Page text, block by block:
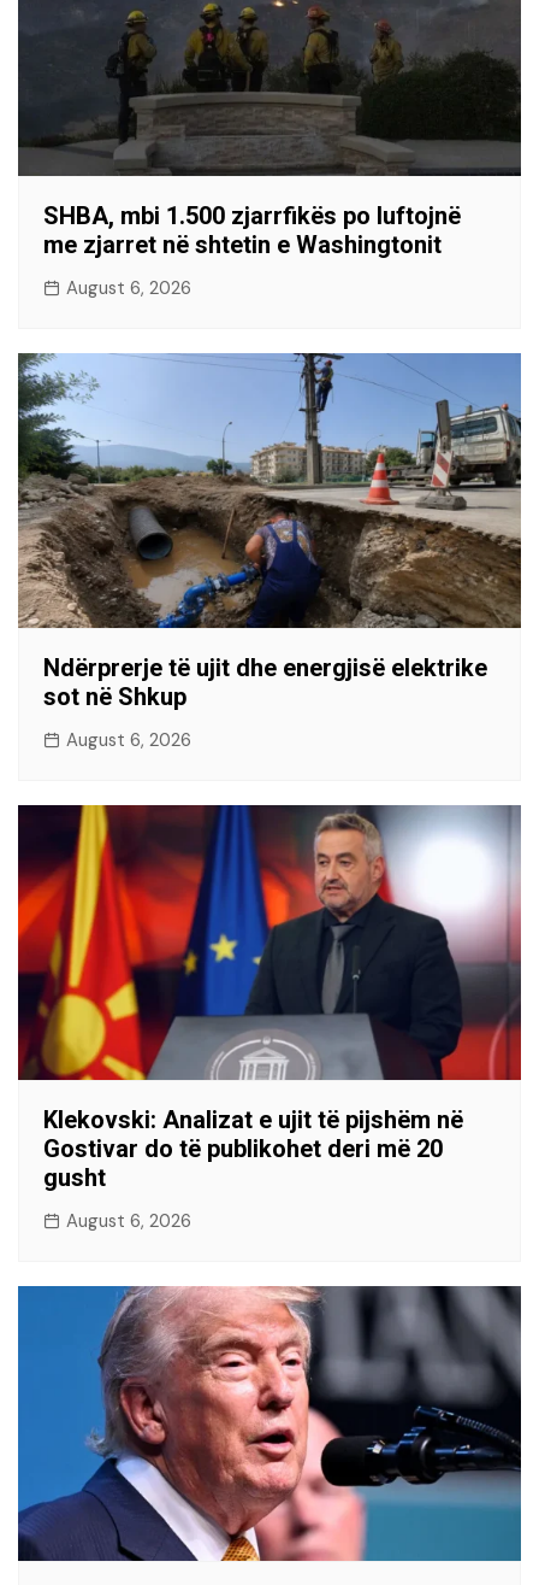
SHBA, mbi 1.500 zjarrfikës po luftojnë
me zjarret në shtetin e Washingtonit
August 6, 2026
Ndërprerje të ujit dhe energjisë elektrike
sot në Shkup
August 6, 2026
Klekovski: Analizat e ujit të pijshëm në
Gostivar do të publikohet deri më 20
gusht
August 6, 2026